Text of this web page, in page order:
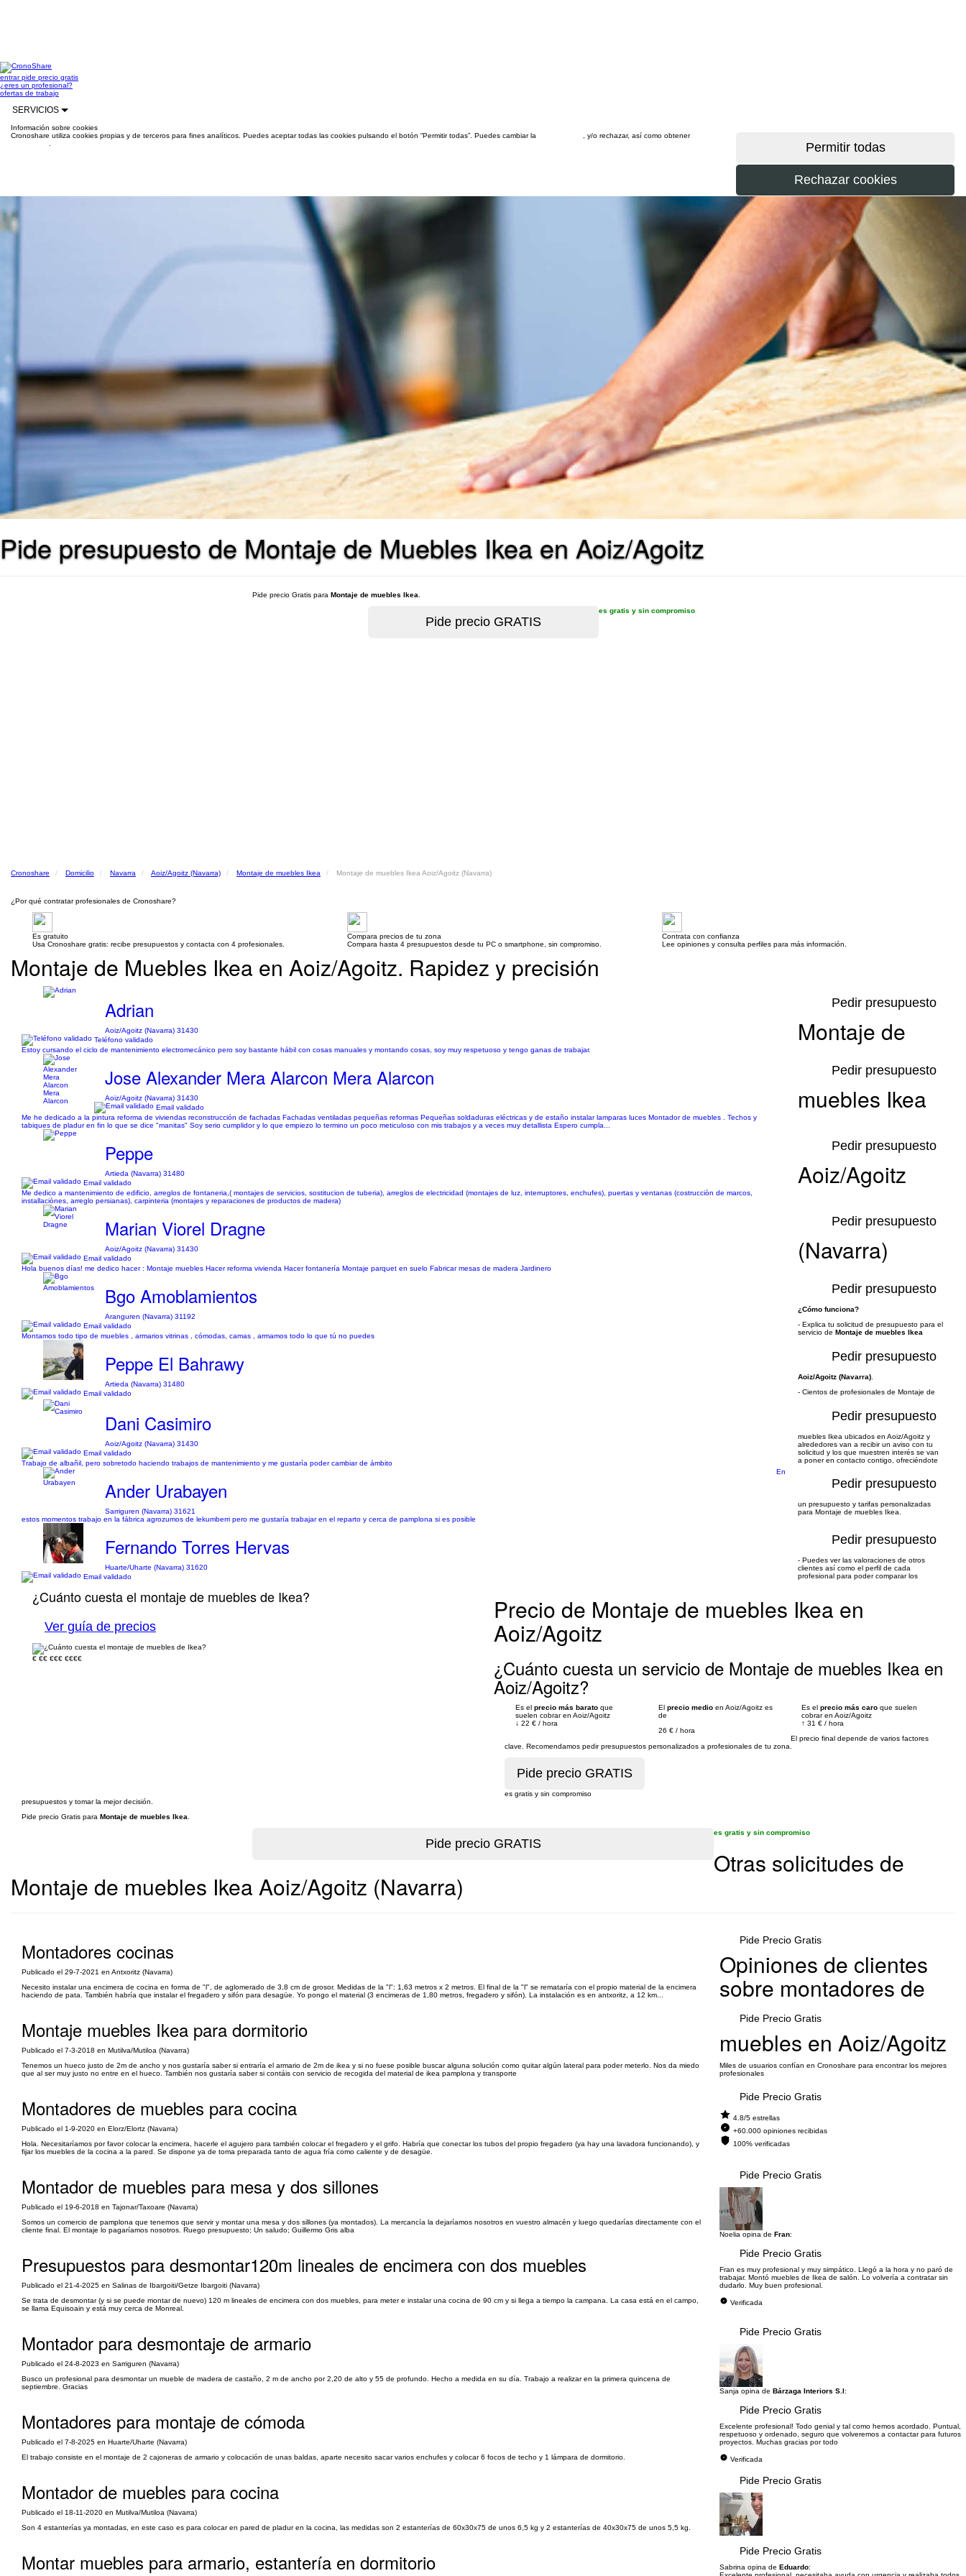
entrarpide precio gratis
¿eres un profesional?
ofertas de trabajo
SERVICIOS
Información sobre cookies
Cronoshare utiliza cookies propias y de terceros para fines analíticos. Puedes aceptar todas las cookies pulsando el botón “Permitir todas”. Puedes cambiar la
, y/o rechazar, así como obtener
Pide presupuesto de Montaje de Muebles Ikea en Aoiz/Agoitz
Pide precio Gratis para Montaje de muebles Ikea
es gratis y sin compromiso
Cronoshare Domicilio Navarra Aoiz/Agoitz (Navarra) Montaje de muebles Ikea Montaje de muebles Ikea Aoiz/Agoitz (Navarra)
¿Por qué contratar profesionales de Cronoshare?
Es gratuito
Usa Cronoshare gratis: recibe presupuestos y contacta con 4 profesionales.
Compara precios de tu zona
Compara hasta 4 presupuestos desde tu PC o smartphone, sin compromiso.
Contrata con confianza
Lee opiniones y consulta perfiles para más información.
Montaje de Muebles Ikea en Aoiz/Agoitz. Rapidez y precisión
Adrian
Aoiz/Agoitz (Navarra) 31430
Teléfono validado
Estoy cursando el ciclo de mantenimiento electromecánico pero soy bastante hábil con cosas manuales y montando cosas, soy muy respetuoso y tengo ganas de trabajar.
Pedir presupuesto
Jose Alexander Mera Alarcon Mera Alarcon
Aoiz/Agoitz (Navarra) 31430
Email validado
Me he dedicado a la pintura reforma de viviendas reconstrucción de fachadas Fachadas ventiladas pequeñas reformas Pequeñas soldaduras eléctricas y de estaño instalar lamparas luces Montador de muebles . Techos y
tabiques de pladur en fin lo que se dice "manitas" Soy serio cumplidor y lo que empiezo lo termino un poco meticuloso con mis trabajos y a veces muy detallista Espero cumpla...
Pedir presupuesto
Peppe
Artieda (Navarra) 31480
Email validado
Me dedico a mantenimiento de edificio, arreglos de fontaneria,( montajes de servicios, sostitucion de tuberia), arreglos de electricidad (montajes de luz, interruptores, enchufes), puertas y ventanas (costrucciòn de marcos,
installaciònes, arreglo persianas), carpinteria (montajes y reparaciones de productos de madera)
Pedir presupuesto
Marian Viorel Dragne
Aoiz/Agoitz (Navarra) 31430
Email validado
Hola buenos días! me dedico hacer : Montaje muebles Hacer reforma vivienda Hacer fontanería Montaje parquet en suelo Fabricar mesas de madera Jardinero
Pedir presupuesto
Bgo Amoblamientos
Aranguren (Navarra) 31192
Email validado
Montamos todo tipo de muebles , armarios vitrinas , cómodas, camas , armamos todo lo que tú no puedes
Pedir presupuesto
Peppe El Bahrawy
Artieda (Navarra) 31480
Email validado
Pedir presupuesto
Dani Casimiro
Aoiz/Agoitz (Navarra) 31430
Email validado
Trabajo de albañil, pero sobretodo haciendo trabajos de mantenimiento y me gustaría poder cambiar de ámbito
Pedir presupuesto
Ander Urabayen
Sarriguren (Navarra) 31621
En
estos momentos trabajo en la fábrica agrozumos de lekumberri pero me gustaría trabajar en el reparto y cerca de pamplona si es posible
Pedir presupuesto
Fernando Torres Hervas
Huarte/Uharte (Navarra) 31620
Email validado
Pedir presupuesto
¿Cuánto cuesta el montaje de muebles de Ikea?
Ver guía de precios
€ €€ €€€ €€€€
Precio de Montaje de muebles Ikea en
Aoiz/Agoitz
¿Cuánto cuesta un servicio de Montaje de muebles Ikea en
Aoiz/Agoitz?
Es el precio más barato que
suelen cobrar en Aoiz/Agoitz
↓ 22 € / hora
El precio medio en Aoiz/Agoitz es
de
26 € / hora
Es el precio más caro que suelen
cobrar en Aoiz/Agoitz
↑ 31 € / hora
El precio final depende de varios factores
clave. Recomendamos pedir presupuestos personalizados a profesionales de tu zona.
es gratis y sin compromiso
Montaje de
muebles Ikea
Aoiz/Agoitz
(Navarra)
¿Cómo funciona?
- Explica tu solicitud de presupuesto para el
servicio de Montaje de muebles Ikea
Aoiz/Agoitz (Navarra)
- Cientos de profesionales de Montaje de
muebles Ikea ubicados en Aoiz/Agoitz y
alrededores van a recibir un aviso con tu
solicitud y los que muestren interés se van
a poner en contacto contigo, ofreciéndote
un presupuesto y tarifas personalizadas
para Montaje de muebles Ikea.
- Puedes ver las valoraciones de otros
clientes así como el perfil de cada
profesional para poder comparar los
presupuestos y tomar la mejor decisión.
Pide precio Gratis para Montaje de muebles Ikea
es gratis y sin compromiso
Otras solicitudes de
Montaje de muebles Ikea Aoiz/Agoitz (Navarra)
Montadores cocinas
Publicado el 29-7-2021 en Antxoritz (Navarra)
Necesito instalar una encimera de cocina en forma de "l", de aglomerado de 3,8 cm de grosor. Medidas de la "l": 1,63 metros x 2 metros. El final de la "l" se remataría con el propio material de la encimera
haciendo de pata. También habría que instalar el fregadero y sifón para desagüe. Yo pongo el material (3 encimeras de 1,80 metros, fregadero y sifón). La instalación es en antxoritz, a 12 km...
Pide Precio Gratis
Montaje muebles Ikea para dormitorio
Publicado el 7-3-2018 en Mutilva/Mutiloa (Navarra)
Tenemos un hueco justo de 2m de ancho y nos gustaría saber si entraría el armario de 2m de ikea y si no fuese posible buscar alguna solución como quitar algún lateral para poder meterlo. Nos da miedo
que al ser muy justo no entre en el hueco. También nos gustaría saber si contáis con servicio de recogida del material de ikea pamplona y transporte
Pide Precio Gratis
Montadores de muebles para cocina
Publicado el 1-9-2020 en Elorz/Elortz (Navarra)
Hola. Necesitaríamos por favor colocar la encimera, hacerle el agujero para también colocar el fregadero y el grifo. Habría que conectar los tubos del propio fregadero (ya hay una lavadora funcionando), y
fijar los muebles de la cocina a la pared. Se dispone ya de toma preparada tanto de agua fría como caliente y de desagüe.
Pide Precio Gratis
Montador de muebles para mesa y dos sillones
Publicado el 19-6-2018 en Tajonar/Taxoare (Navarra)
Somos un comercio de pamplona que tenemos que servir y montar una mesa y dos sillones (ya montados). La mercancía la dejaríamos nosotros en vuestro almacén y luego quedarías directamente con el
cliente final. El montaje lo pagaríamos nosotros. Ruego presupuesto; Un saludo; Guillermo Gris alba
Pide Precio Gratis
Presupuestos para desmontar120m lineales de encimera con dos muebles
Publicado el 21-4-2025 en Salinas de Ibargoiti/Getze Ibargoiti (Navarra)
Se trata de desmontar (y si se puede montar de nuevo) 120 m lineales de encimera con dos muebles, para meter e instalar una cocina de 90 cm y si llega a tiempo la campana. La casa está en el campo,
se llama Equisoain y está muy cerca de Monreal.
Pide Precio Gratis
Montador para desmontaje de armario
Publicado el 24-8-2023 en Sarriguren (Navarra)
Busco un profesional para desmontar un mueble de madera de castaño, 2 m de ancho por 2,20 de alto y 55 de profundo. Hecho a medida en su día. Trabajo a realizar en la primera quincena de
septiembre. Gracias
Pide Precio Gratis
Montadores para montaje de cómoda
Publicado el 7-8-2025 en Huarte/Uharte (Navarra)
El trabajo consiste en el montaje de 2 cajoneras de armario y colocación de unas baldas, aparte necesito sacar varios enchufes y colocar 6 focos de techo y 1 lámpara de dormitorio.
Pide Precio Gratis
Montador de muebles para cocina
Publicado el 18-11-2020 en Mutilva/Mutiloa (Navarra)
Son 4 estanterías ya montadas, en este caso es para colocar en pared de pladur en la cocina, las medidas son 2 estanterías de 60x30x75 de unos 6,5 kg y 2 estanterías de 40x30x75 de unos 5,5 kg.
Pide Precio Gratis
Montar muebles para armario, estantería en dormitorio Pide Precio Gratis
Opiniones de clientes
sobre montadores de
muebles en Aoiz/Agoitz
Miles de usuarios confían en Cronoshare para encontrar los mejores
profesionales
4.8/5 estrellas
+60.000 opiniones recibidas
100% verificadas
Noelia opina de Fran:
Fran es muy profesional y muy simpático. Llegó a la hora y no paró de
trabajar. Montó muebles de Ikea de salón. Lo volvería a contratar sin
dudarlo. Muy buen profesional.
Verificada
Sanja opina de Bárzaga Interiors S.l:
Excelente profesional! Todo genial y tal como hemos acordado. Puntual,
respetuoso y ordenado, seguro que volveremos a contactar para futuros
proyectos. Muchas gracias por todo
Verificada
Sabrina opina de Eduardo: